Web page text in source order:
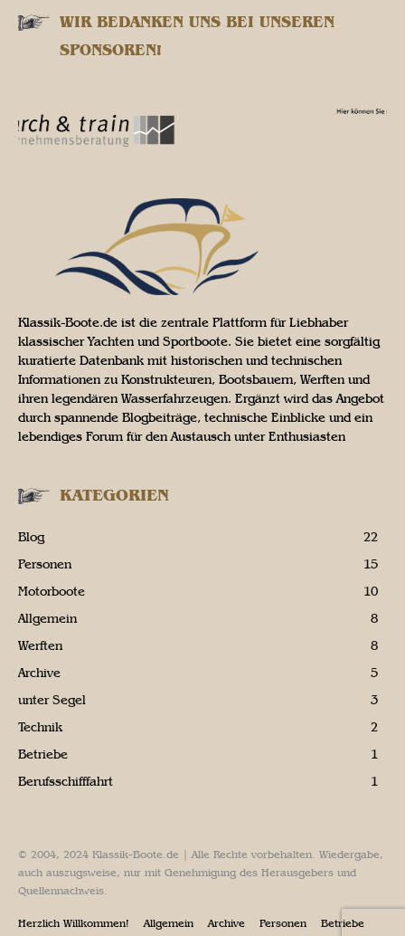
WIR BEDANKEN UNS BEI UNSEREN
SPONSOREN!
Klassik-Boote.de ist die zentrale Plattform für Liebhaber
klassischer Yachten und Sportboote. Sie bietet eine sorgfältig
kuratierte Datenbank mit historischen und technischen
Informationen zu Konstrukteuren, Bootsbauern, Werften und
ihren legendären Wasserfahrzeugen. Ergänzt wird das Angebot
durch spannende Blogbeiträge, technische Einblicke und ein
lebendiges Forum für den Austausch unter Enthusiasten
KATEGORIEN
Blog
22
Personen
15
Motorboote
10
Allgemein
8
Werften
8
Archive
5
unter Segel
3
Technik
2
Betriebe
1
Berufsschifffahrt
1
© 2004, 2024 Klassik-Boote.de | Alle Rechte vorbehalten. Wiedergabe,
auch auszugsweise, nur mit Genehmigung des Herausgebers und
Quellennachweis.
Herzlich Willkommen! Allgemein Archive Personen
Betriebe